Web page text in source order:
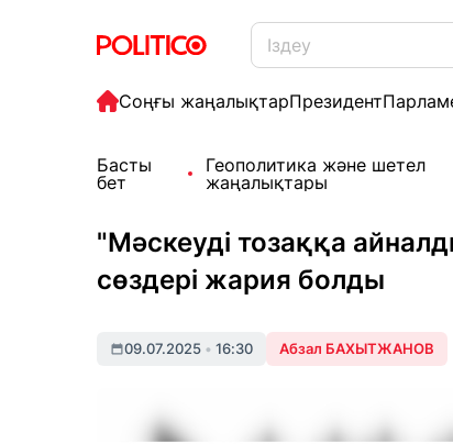
Соңғы жаңалықтарПрезидент
Басты
бет
Геополитика және шетел
жаңалықтары
"Мәскеуді тозаққа
сөздері жария болды
09.07.2025 • 16:30 Абзал БАХЫТЖАНОВ